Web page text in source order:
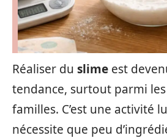
Réaliser du slime est
tendance, surtout parmi
familles. C’est une activité
nécessite que peu